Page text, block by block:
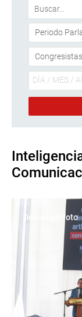
Descargar foto